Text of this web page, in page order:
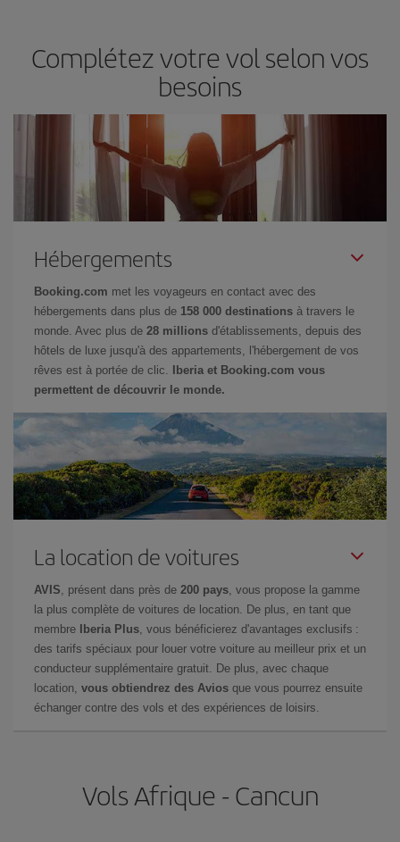
Complétez votre vol selon vos
besoins
Hébergements
Booking.com met les voyageurs en contact avec des
hébergements dans plus de 158 000 destinations à travers le
monde. Avec plus de 28 millions d'établissements, depuis des
hôtels de luxe jusqu'à des appartements, l'hébergement de vos
rêves est à portée de clic.
Iberia et Booking.com vous
permettent de découvrir le monde.
La location de voitures
AVIS , présent dans près de 200 pays , vous propose la gamme
la plus complète de voitures de location. De plus, en tant que
membre
Iberia Plus , vous bénéficierez d'avantages exclusifs :
des tarifs spéciaux pour louer votre voiture au meilleur prix et un
conducteur supplémentaire gratuit. De plus, avec chaque
location, vous obtiendrez des Avios que vous pourrez ensuite
échanger contre des vols et des expériences de loisirs.
Vols Afrique - Cancun